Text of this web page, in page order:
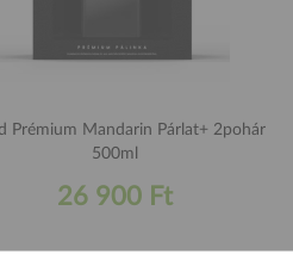
Prémium Mandarin Párlat+ 2pohár
500ml
26 900 Ft